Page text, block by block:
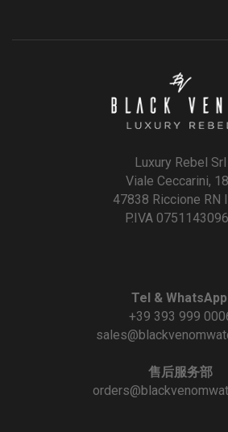
Luxury Rebel Srl
Viale Ceccarini,
47838 Riccione RN
P.IVA
Tel &
+39 393 999
售后服务部